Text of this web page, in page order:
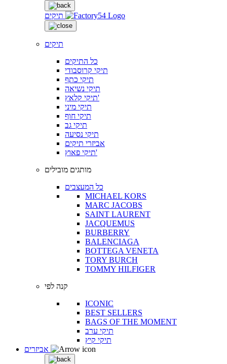
תיקים
תיקים
כל התיקים
תיקי קרוסבודי
תיקי כתף
תיקי נשיאה
תיקי קלאץ'
תיקי מיני
תיקי חוף
תיקי גב
תיקי נסיעה
אביזרי תיקים
תיקי פאוץ'
מותגים מובילים
כל המעצבים
MICHAEL KORS
MARC JACOBS
SAINT LAURENT
JACQUEMUS
BURBERRY
BALENCIAGA
BOTTEGA VENETA
TORY BURCH
TOMMY HILFIGER
קנה לפי
ICONIC
BEST SELLERS
BAGS OF THE MOMENT
תיקי ערב
תיקי קיץ